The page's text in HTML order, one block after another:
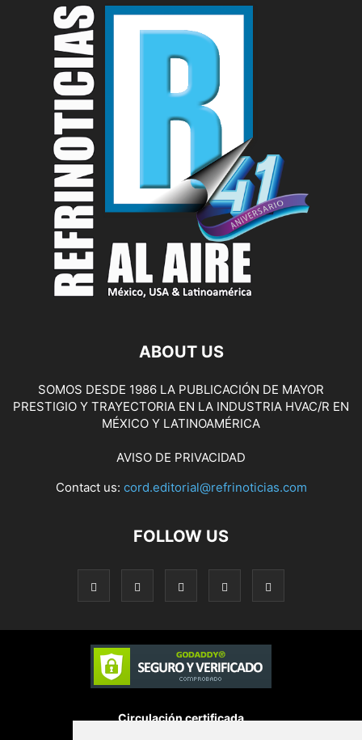
ABOUT US
SOMOS DESDE 1986 LA PUBLICACIÓN DE MAYOR
PRESTIGIO Y TRAYECTORIA EN LA INDUSTRIA HVAC/R EN
MÉXICO Y LATINOAMÉRICA
AVISO DE PRIVACIDAD
Contact us: cord.editorial@refrinoticias.com
FOLLOW US
Circulación certificada